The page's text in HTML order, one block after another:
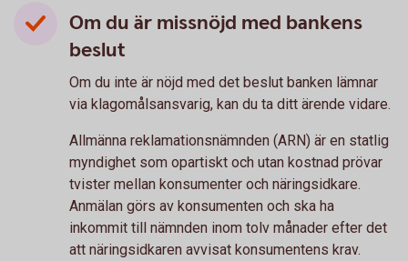
Om du är missnöjd med bankens
beslut
Om du inte är nöjd med det beslut banken lämnar
via klagomålsansvarig, kan du ta ditt ärende vidare.
Allmänna reklamationsnämnden (ARN) är en statlig
myndighet som opartiskt och utan kostnad prövar
tvister mellan konsumenter och näringsidkare.
Anmälan görs av konsumenten och ska ha
inkommit till nämnden inom tolv månader efter det
att näringsidkaren avvisat konsumentens krav.